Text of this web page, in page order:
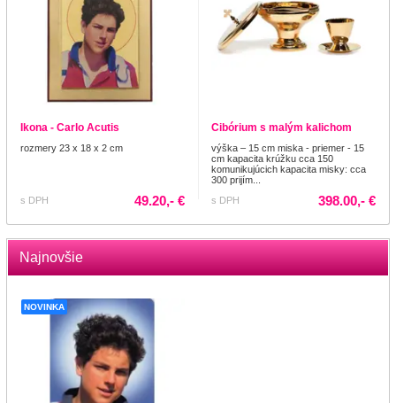
Ikona - Carlo Acutis
rozmery 23 x 18 x 2 cm
s DPH 49.20,- €
Cibórium s malým kalichom
výška – 15 cm miska - priemer - 15
cm kapacita krúžku cca 150
komunikujúcich kapacita misky: cca
300 prijím...
s DPH
398.00,- €
Najnovšie
NOVINKA